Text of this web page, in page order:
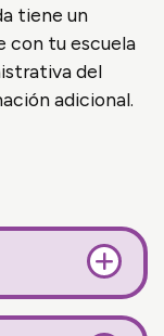
tiene un
con tu escuela
del
adicional.